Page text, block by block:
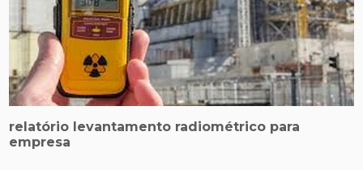
relatório levantamento radiométrico para
empresa